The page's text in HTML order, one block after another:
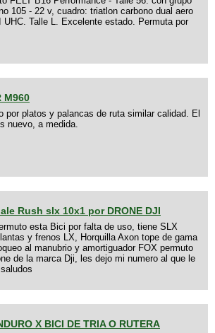
105 - 22 v, cuadro: triatlon carbono dual aero
UHC. Talle L. Excelente estado. Permuta por
M960
por platos y palancas de ruta similar calidad. El
nuevo, a medida.
Rush slx 10x1 por DRONE DJI
esta Bici por falta de uso, tiene SLX
y frenos LX, Horquilla Axon tope de gama
al manubrio y amortiguador FOX permuto
de la marca Dji, les dejo mi numero al que le
X BICI DE TRIA O RUTERA